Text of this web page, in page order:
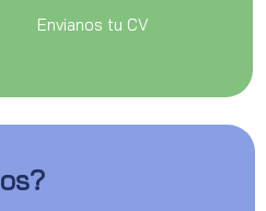
Envianos tu CV